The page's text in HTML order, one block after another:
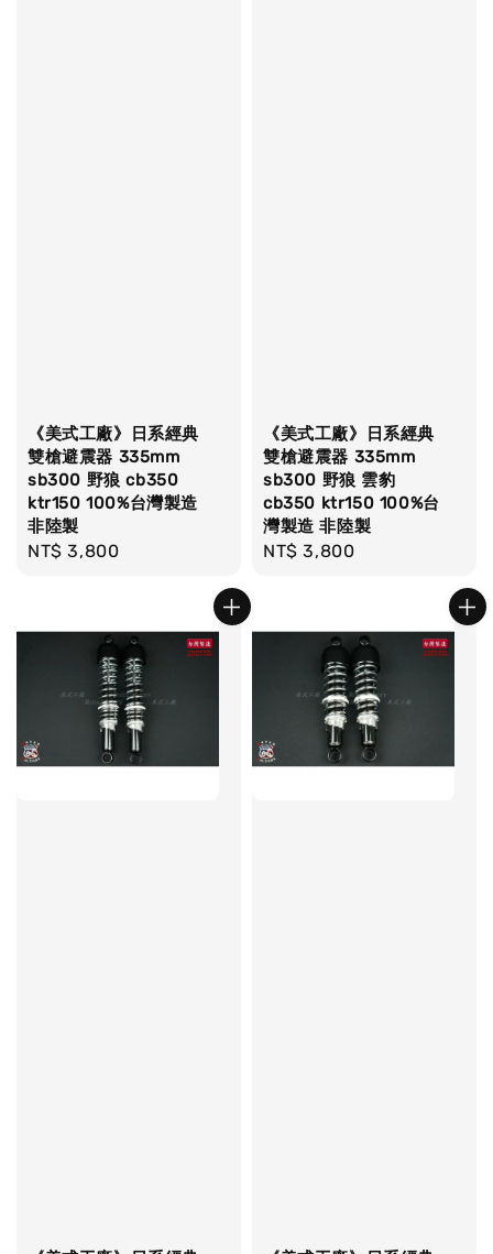
《美式工廠》日系經典
雙槍避震器 335mm
sb300 野狼 cb350
ktr150 100%台灣製造
非陸製
Regular
NT$ 3,800
《美式工廠》日系經典
雙槍避震器 335mm
sb300 野狼 雲豹
cb350 ktr150 100%台
灣製造 非陸製
Regular
NT$ 3,800